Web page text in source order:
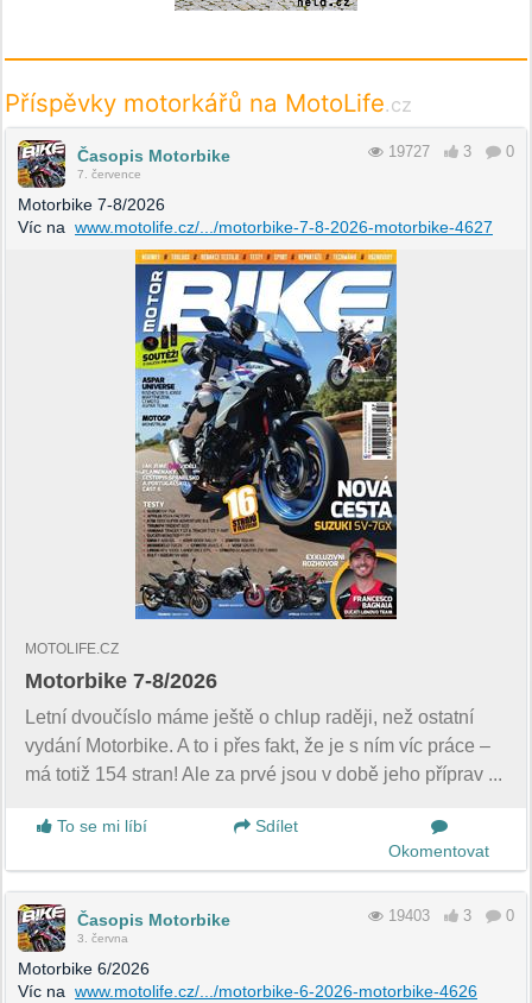
Příspěvky motorkářů na MotoLife.cz
Časopis Motorbike
7. července
19727 3 0
Motorbike 7-8/2026
Víc na www.motolife.cz/.../motorbike-7-8-2026-motorbike-4627
MOTOLIFE.CZ
Motorbike 7-8/2026
Letní dvoučíslo máme ještě o chlup raději, než ostatní
vydání Motorbike. A to i přes fakt, že je s ním víc práce –
má totiž 154 stran! Ale za prvé jsou v době jeho příprav ...
To se mi líbí
Sdílet
Okomentovat
Časopis Motorbike
3. června
19403 3 0
Motorbike 6/2026
Víc na www.motolife.cz/.../motorbike-6-2026-motorbike-4626